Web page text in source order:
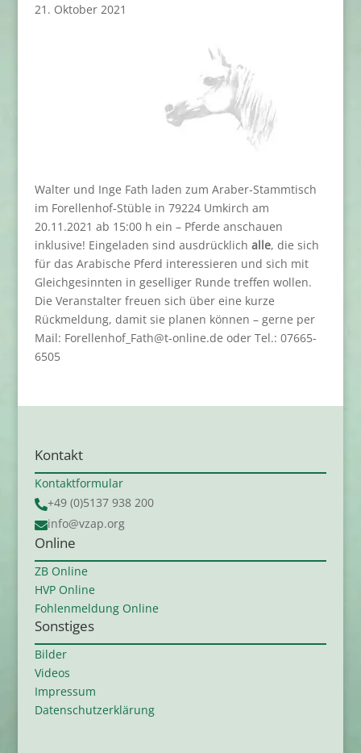
21. Oktober 2021
Walter und Inge Fath laden zum Araber-Stammtisch
im Forellenhof-Stüble in 79224 Umkirch am
20.11.2021 ab 15:00 h ein – Pferde anschauen
inklusive! Eingeladen sind ausdrücklich alle, die sich
für das Arabische Pferd interessieren und sich mit
Gleichgesinnten in geselliger Runde treffen wollen.
Die Veranstalter freuen sich über eine kurze
Rückmeldung, damit sie planen können – gerne per
Mail: Forellenhof_Fath@t-online.de oder Tel.: 07665-
6505
Kontakt
Kontaktformular
+49 (0)5137 938 200
info@vzap.org
Online
ZB Online
HVP Online
Fohlenmeldung Online
Sonstiges
Bilder
Videos
Impressum
Datenschutzerklärung